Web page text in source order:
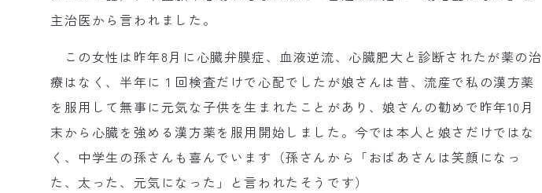
主治医から言われました。
この女性は昨年8月に心臓弁膜症、血液逆流、心臓肥大と診断されたが薬の治
療はなく、半年に１回検査だけで心配でしたが娘さんは昔、流産で私の漢方薬
を服用して無事に元気な子供を生まれたことがあり、娘さんの勧めで昨年10月
末から心臓を強める漢方薬を服用開始しました。今では本人と娘さだけではな
く、中学生の孫さんも喜んでいます（孫さんから「おばあさんは笑顔になっ
た、太った、元気になった」と言われたそうです）